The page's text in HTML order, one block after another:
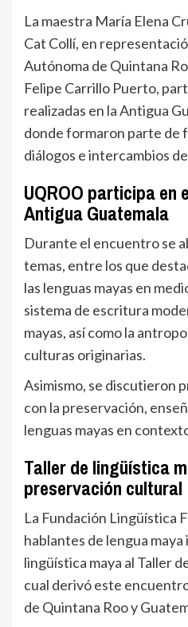
La maestra María Elena
Cat Collí, en
Autónoma de Quintana
Felipe Carrillo Puerto,
realizadas en la Antigua
donde formaron parte de
diálogos e intercambios
UQROO participa en
Antigua Guatemala
Durante el encuentro se
temas, entre los que
las lenguas mayas en
sistema de escritura
mayas, así como la
culturas originarias.
Asimismo, se discutieron
con la preservación,
lenguas mayas en
Taller de lingüística
preservación cultural
La Fundación Lingüística
hablantes de lengua
lingüística maya al Taller
cual derivó este
de Quintana Roo y